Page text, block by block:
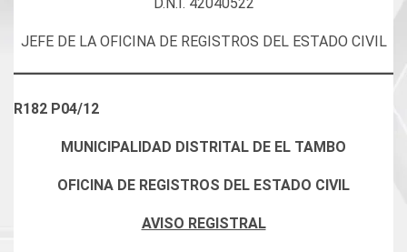
JEFE DE LA OFICINA DE REGISTROS DEL ESTADO CIVIL
R182 P04/12
MUNICIPALIDAD DISTRITAL DE EL TAMBO
OFICINA DE REGISTROS DEL ESTADO CIVIL
AVISO REGISTRAL